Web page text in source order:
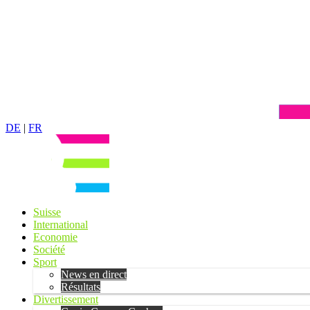
DE | FR
Suisse
International
Economie
Société
Sport
News en direct
Résultats
Divertissement